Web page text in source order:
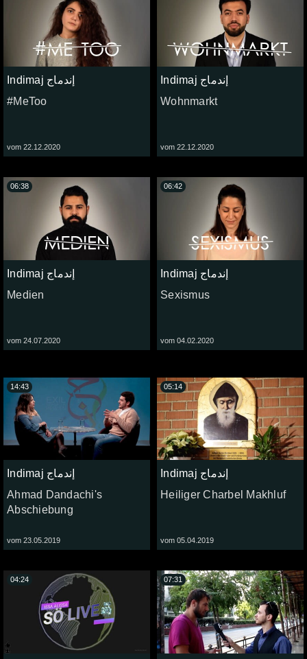
Indimaj إندماج
#MeToo
vom 22.12.2020
Indimaj إندماج
Wohnmarkt
vom 22.12.2020
Indimaj إندماج
Medien
vom 24.07.2020
06:38
Indimaj إندماج
Sexismus
vom 04.02.2020
06:42
Indimaj إندماج
Ahmad Dandachi's
Abschiebung
vom 23.05.2019
14:43
Indimaj إندماج
Heiliger Charbel Makhluf
vom 05.04.2019
05:14
04:24 07:31